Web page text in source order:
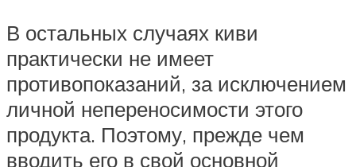
В остальных случаях киви
практически не имеет
противопоказаний, за исключением
личной непереносимости этого
продукта. Поэтому, прежде чем
вводить его в свой основной